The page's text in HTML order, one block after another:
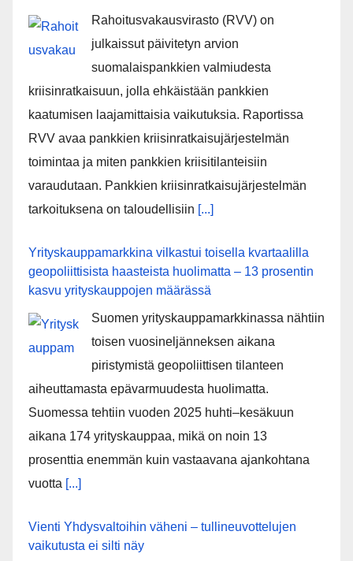
Rahoitusvakausvirasto (RVV) on
julkaissut päivitetyn arvion
suomalaispankkien valmiudesta
kriisinratkaisuun, jolla ehkäistään pankkien
kaatumisen laajamittaisia vaikutuksia. Raportissa
RVV avaa pankkien kriisinratkaisujärjestelmän
toimintaa ja miten pankkien kriisitilanteisiin
varaudutaan. Pankkien kriisinratkaisujärjestelmän
tarkoituksena on taloudellisiin [...]
Yrityskauppamarkkina vilkastui toisella kvartaalilla
geopoliittisista haasteista huolimatta – 13 prosentin
kasvu yrityskauppojen määrässä
Suomen yrityskauppamarkkinassa nähtiin
toisen vuosineljänneksen aikana
piristymistä geopoliittisen tilanteen
aiheuttamasta epävarmuudesta huolimatta.
Suomessa tehtiin vuoden 2025 huhti–kesäkuun
aikana 174 yrityskauppaa, mikä on noin 13
prosenttia enemmän kuin vastaavana ajankohtana
vuotta [...]
Vienti Yhdysvaltoihin väheni – tullineuvottelujen
vaikutusta ei silti näy